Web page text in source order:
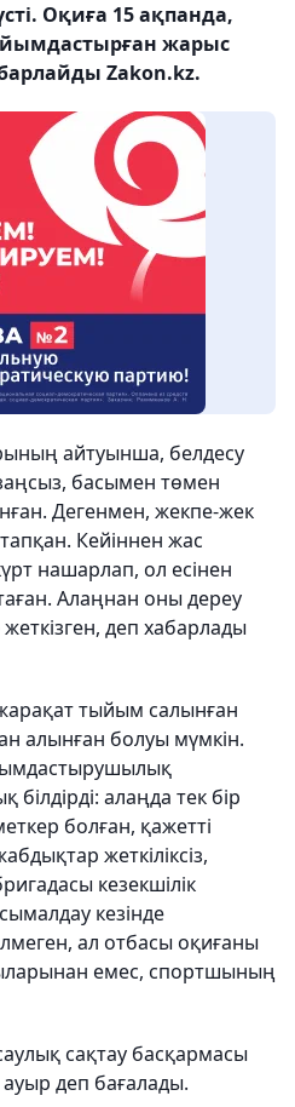
Оқиға 15 ақпанда,
жарыс
Zakon.kz.
айтуынша, белдесу
басымен төмен
Дегенмен, жекпе-жек
Кейіннен жас
нашарлап, ол есінен
Алаңнан оны дереу
деп хабарлады
тыйым салынған
алынған болуы мүмкін.
білдірді: алаңда тек бір
болған, қажетті
жеткіліксіз,
кезекшілік
кезінде
ал отбасы оқиғаны
емес, спортшының
сақтау басқармасы
деп бағалады.